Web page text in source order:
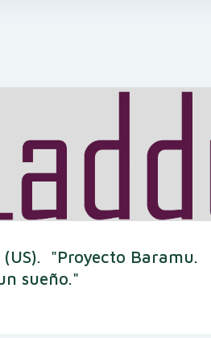
"Proyecto Baramu.
sueño."